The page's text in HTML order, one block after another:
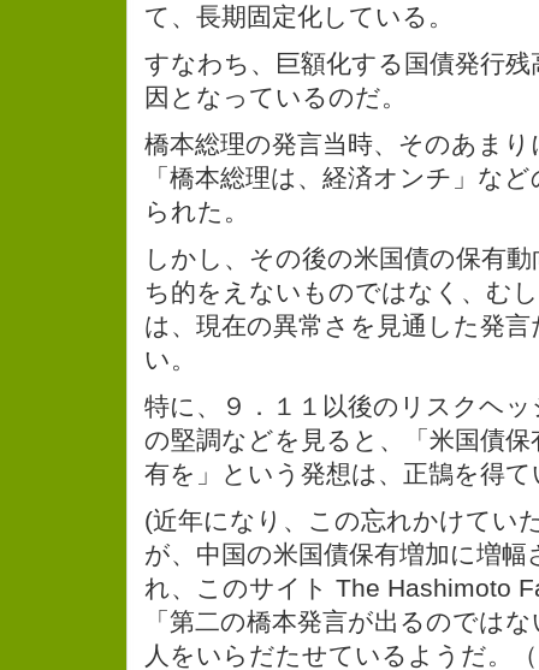
て、長期固定化している。
すなわち、巨額化する国債発行
因となっているのだ。
橋本総理の発言当時、そのあま
「橋本総理は、経済オンチ」な
られた。
しかし、その後の米国債の保有
ち的をえないものではなく、む
は、現在の異常さを見通した発
い。
特に、９．１１以後のリスクヘ
の堅調などを見ると、「米国債
有を」という発想は、正鵠を得て
(近年になり、この忘れかけてい
が、中国の米国債保有増加に増
れ、このサイト The Hashimoto
「第二の橋本発言が出るのでは
人をいらだたせているようだ。